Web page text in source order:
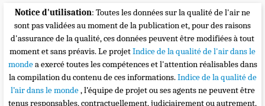
Notice d'utilisation: Toutes les données sur la qualité de l'air ne
sont pas validées au moment de la publication et, pour des raisons
d'assurance de la qualité, ces données peuvent être modifiées à tout
moment et sans préavis. Le projetIndice de la qualité de l'air dans le
mondea exercé toutes les compétences et l'attention réalisables dans
la compilation du contenu de ces informations.Indice de la qualité de
l’air dans le monde, l’équipe de projet ou ses agents ne peuvent être
tenus responsables, contractuellement, judiciairement ou autrement,